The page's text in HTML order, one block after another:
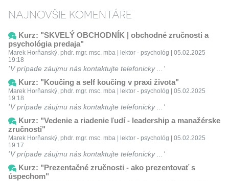
NAJNOVŠIE KOMENTÁRE
Kurz: "SKVELÝ OBCHODNÍK | obchodné zručnosti a
psychológia predaja"
Marek Horňanský, phdr. mgr. msc. mba | lektor - psychológ | 05.02.2025
19:18
V prípade záujmu nás kontaktujte telefonicky ...
Kurz: "Koučing a self koučing v praxi života"
Marek Horňanský, phdr. mgr. msc. mba | lektor - psychológ | 05.02.2025
19:18
V prípade záujmu nás kontaktujte telefonicky ...
Kurz: "Vedenie a riadenie ľudí - leadership a manažérske
zručnosti"
Marek Horňanský, phdr. mgr. msc. mba | lektor - psychológ | 05.02.2025
19:17
V prípade záujmu nás kontaktujte telefonicky ...
Kurz: "Prezentačné zručnosti - ako prezentovať s
úspechom"